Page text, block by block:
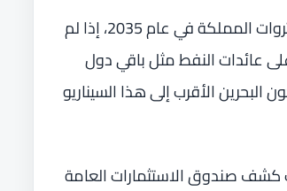
وفي مارس/آذار الماضي، حذر صندوق النقد الدولي من اندثار ثروات المملكة في عام 2035، إذا لم
عائدات النفط مثل باقي دول
البحرين الأقرب إلى هذا السيناريو
كشف صندوق الاستثمارات العامة